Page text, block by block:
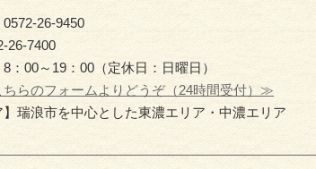
0572-26-9450
26-7400
8：00～19：00（定休日：日曜日）
ちらのフォームよりどうぞ（24時間受付）≫
】瑞浪市を中心とした東濃エリア・中濃エリア